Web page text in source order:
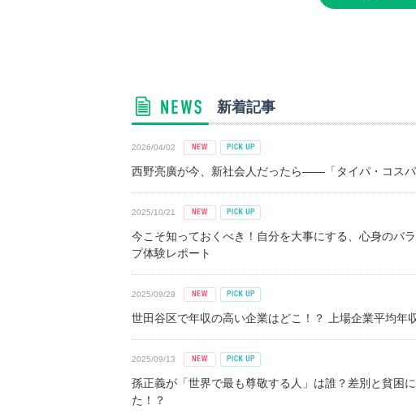
新着記事
2026/04/02
西野亮廣が今、新社会人だったら――「タイパ・コスパ
2025/10/21
今こそ知っておくべき！自分を大事にする、心身のバ
プ体験レポート
2025/09/29
世田谷区で年収の高い企業はどこ！？ 上場企業平均
2025/09/13
孫正義が「世界で最も尊敬する人」は誰？差別と貧困
た！？